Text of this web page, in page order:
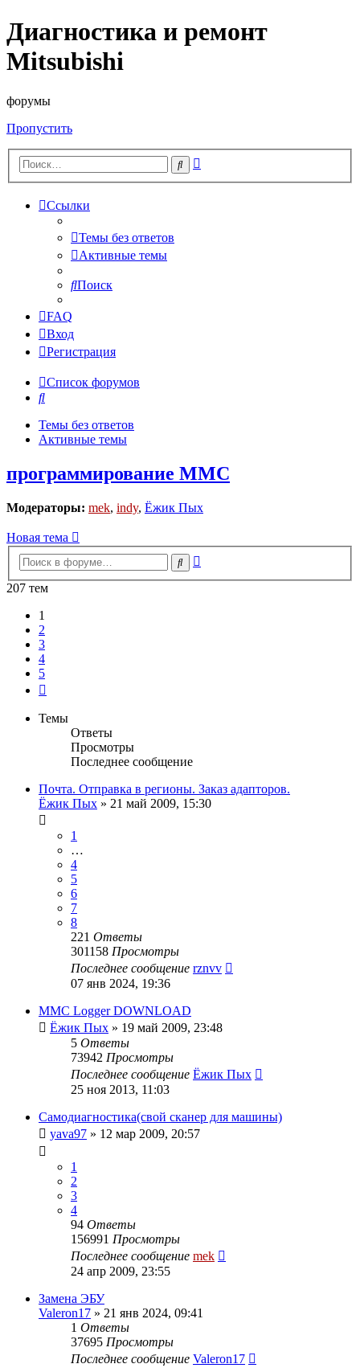
Диагностика и ремонт
Mitsubishi
форумы
Пропустить
Поиск
Ссылки
Темы без ответов
Активные темы
Поиск
FAQ
Вход
Регистрация
Список форумов
Поиск
Темы без ответов
Активные темы
программирование MMC
Модераторы: mek, indy, Ёжик Пых
Новая тема
Поиск
207 тем
1
2
3
4
5
Темы
Ответы
Просмотры
Последнее сообщение
Почта. Отправка в регионы. Заказ адапторов.
Ёжик Пых » 21 май 2009, 15:30
1
…
4
5
6
7
8
221 Ответы
301158 Просмотры
Последнее сообщение rznvv
07 янв 2024, 19:36
MMC Logger DOWNLOAD
Ёжик Пых » 19 май 2009, 23:48
5 Ответы
73942 Просмотры
Последнее сообщение Ёжик Пых
25 ноя 2013, 11:03
Самодиагностика(свой сканер для машины)
yava97 » 12 мар 2009, 20:57
1
2
3
4
94 Ответы
156991 Просмотры
Последнее сообщение mek
24 апр 2009, 23:55
Замена ЭБУ
Valeron17 » 21 янв 2024, 09:41
1 Ответы
37695 Просмотры
Последнее сообщение Valeron17